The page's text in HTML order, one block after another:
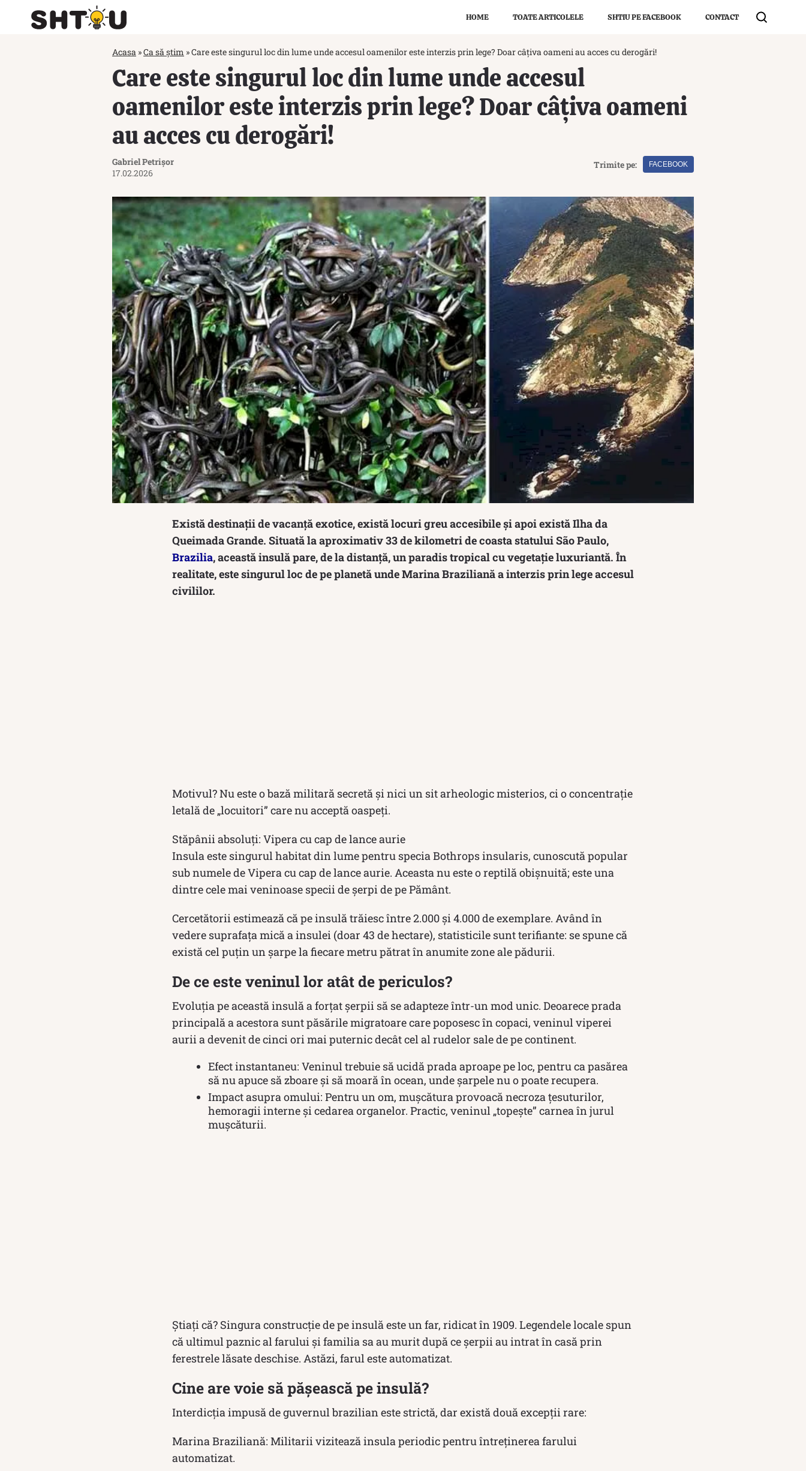
HOME TOATE ARTICOLELE SHTIU PE FACEBOOK CONTACT
Acasa »Ca să știm »Care este singurul loc din lume unde accesul oamenilor este interzis prin lege? Doar câțiva oameni au acces cu derogări!
Care este singurul loc din lume unde accesul
oamenilor este interzis prin lege? Doar câțiva oameni
au acces cu derogări!
Gabriel Petrișor
17.02.2026
Trimite pe: FACEBOOK
Există destinații de vacanță exotice, există locuri greu accesibile și apoi există Ilha da
Queimada Grande. Situată la aproximativ 33 de kilometri de coasta statului São Paulo,
Brazilia, această insulă pare, de la distanță, un paradis tropical cu vegetație luxuriantă. În
realitate, este singurul loc de pe planetă unde Marina Braziliană a interzis prin lege accesul
civililor.
Motivul? Nu este o bază militară secretă și nici un sit arheologic misterios, ci o concentrație
letală de „locuitori” care nu acceptă oaspeți.
Stăpânii absoluți: Vipera cu cap de lance aurie
Insula este singurul habitat din lume pentru specia Bothrops insularis, cunoscută popular
sub numele de Vipera cu cap de lance aurie. Aceasta nu este o reptilă obișnuită; este una
dintre cele mai veninoase specii de șerpi de pe Pământ.
Cercetătorii estimează că pe insulă trăiesc între 2.000 și 4.000 de exemplare. Având în
vedere suprafața mică a insulei (doar 43 de hectare), statisticile sunt terifiante: se spune că
există cel puțin un șarpe la fiecare metru pătrat în anumite zone ale pădurii.
De ce este veninul lor atât de periculos?
Evoluția pe această insulă a forțat șerpii să se adapteze într-un mod unic. Deoarece prada
principală a acestora sunt păsările migratoare care poposesc în copaci, veninul viperei
aurii a devenit de cinci ori mai puternic decât cel al rudelor sale de pe continent.
Efect instantaneu: Veninul trebuie să ucidă prada aproape pe loc, pentru ca pasărea
să nu apuce să zboare și să moară în ocean, unde șarpele nu o poate recupera.
Impact asupra omului: Pentru un om, mușcătura provoacă necroza țesuturilor,
hemoragii interne și cedarea organelor. Practic, veninul „topește” carnea în jurul
mușcăturii.
Știați că? Singura construcție de pe insulă este un far, ridicat în 1909. Legendele locale spun
că ultimul paznic al farului și familia sa au murit după ce șerpii au intrat în casă prin
ferestrele lăsate deschise. Astăzi, farul este automatizat.
Cine are voie să pășească pe insulă?
Interdicția impusă de guvernul brazilian este strictă, dar există două excepții rare:
Marina Braziliană: Militarii vizitează insula periodic pentru întreținerea farului
automatizat.